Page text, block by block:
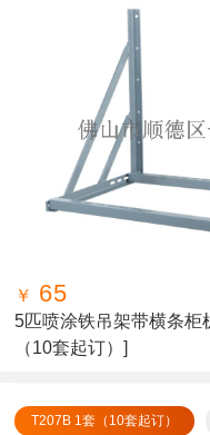
￥ 65
5匹喷涂铁吊架带横条柜
（10套起订）]
T207B 1套（10套起订）